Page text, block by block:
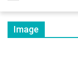
Image